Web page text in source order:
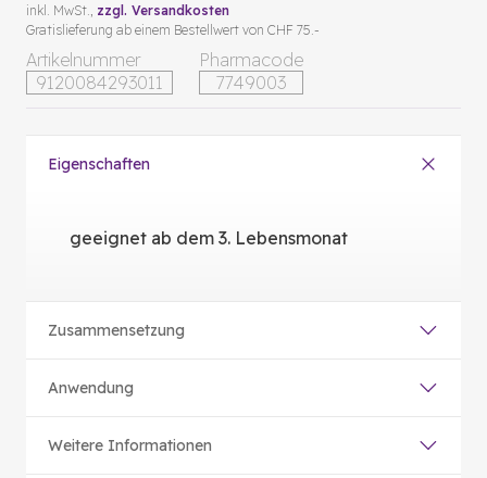
Artikelnummer
9120084293011
Pharmacode
7749003
inkl. MwSt., zzgl. Versandkosten
Gratislieferung ab einem Bestellwert von CHF 75.-
Eigenschaften
geeignet ab dem 3. Lebensmonat
Zusammensetzung
Anwendung
Weitere Informationen